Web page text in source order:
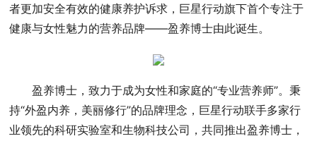
者更加安全有效的健康养护诉求，巨星行动旗下首个专注于
健康与女性魅力的营养品牌——盈养博士由此诞生。
盈养博士，致力于成为女性和家庭的“专业营养师”。秉
持“外盈内养，美丽修行”的品牌理念，巨星行动联手多家行
业领先的科研实验室和生物科技公司，共同推出盈养博士，